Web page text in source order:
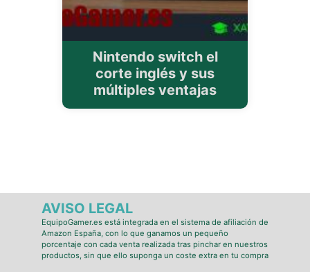
Nintendo switch el
corte inglés y sus
múltiples ventajas
AVISO LEGAL
EquipoGamer.es está integrada en el sistema de afiliación de
Amazon España, con lo que ganamos un pequeño
porcentaje con cada venta realizada tras pinchar en nuestros
productos, sin que ello suponga un coste extra en tu compra